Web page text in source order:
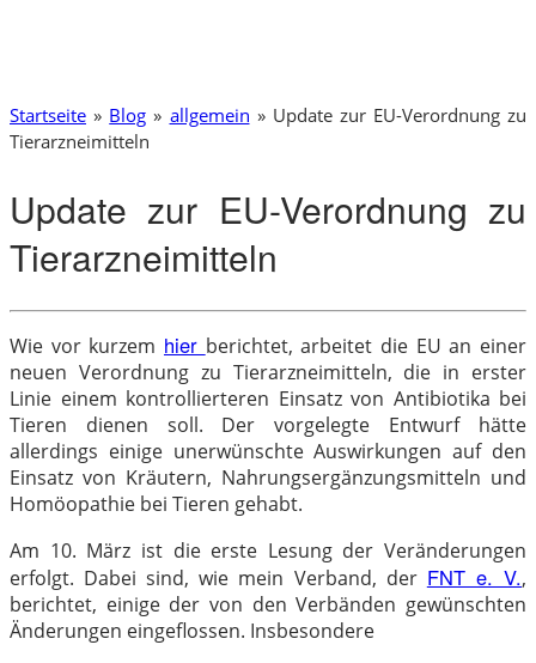
Startseite » Blog » allgemein » Update zur EU-Verordnung zu
Tierarzneimitteln
Update zur EU-Verordnung zu
Tierarzneimitteln
Wie vor kurzem hier berichtet, arbeitet die EU an einer
neuen Verordnung zu Tierarzneimitteln, die in erster
Linie einem kontrollierteren Einsatz von Antibiotika bei
Tieren dienen soll. Der vorgelegte Entwurf hätte
allerdings einige unerwünschte Auswirkungen auf den
Einsatz von Kräutern, Nahrungsergänzungsmitteln und
Homöopathie bei Tieren gehabt.
Am 10. März ist die erste Lesung der Veränderungen
erfolgt. Dabei sind, wie mein Verband, der FNT e. V.,
berichtet, einige der von den Verbänden gewünschten
Änderungen eingeflossen. Insbesondere